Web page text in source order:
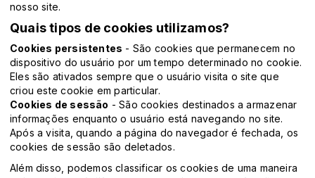
nosso site.
Quais tipos de cookies utilizamos?
Cookies persistentes - São cookies que permanecem no
dispositivo do usuário por um tempo determinado no cookie.
Eles são ativados sempre que o usuário visita o site que
criou este cookie em particular.
Cookies de sessão - São cookies destinados a armazenar
informações enquanto o usuário está navegando no site.
Após a visita, quando a página do navegador é fechada, os
cookies de sessão são deletados.
Além disso, podemos classificar os cookies de uma maneira